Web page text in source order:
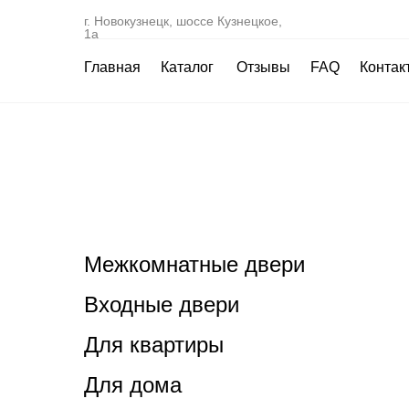
г. Новокузнецк, шоссе Кузнецкое,
1а
Главная Каталог Отзывы FAQ
Межкомнатные двери
Входные двери
Для квартиры
Для дома